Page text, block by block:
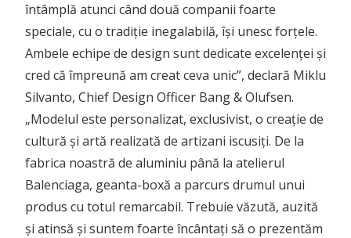
întâmplă atunci când două companii foarte
speciale, cu o tradiție inegalabilă, își unesc forțele.
Ambele echipe de design sunt dedicate excelenței și
cred că împreună am creat ceva unic”, declară Miklu
Silvanto, Chief Design Officer Bang & Olufsen.
„Modelul este personalizat, exclusivist, o creație de
cultură și artă realizată de artizani iscusiți. De la
fabrica noastră de aluminiu până la atelierul
Balenciaga, geanta-boxă a parcurs drumul unui
produs cu totul remarcabil. Trebuie văzută, auzită
și atinsă și suntem foarte încântați să o prezentăm